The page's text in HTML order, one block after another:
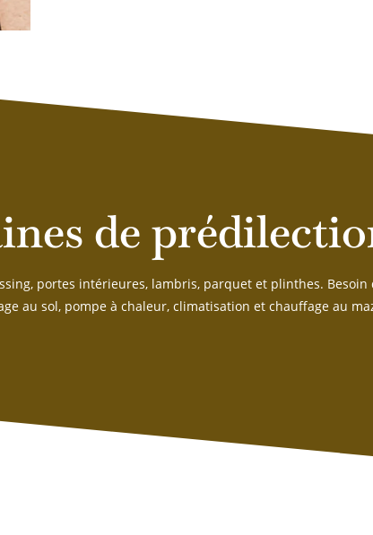
de
portes intérieures, lambris, parquet et plinthes.
au sol, pompe à chaleur, climatisation et chauffage au